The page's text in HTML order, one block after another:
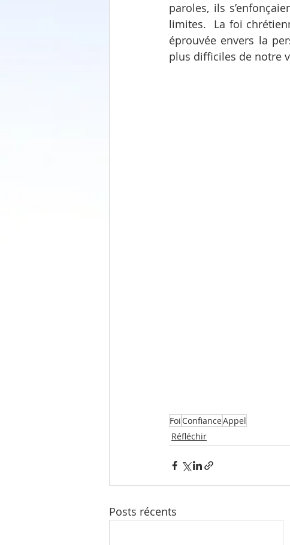
paroles, ils
limites.  La foi
éprouvée envers la
plus difficiles de notre
Foi ConfianceAppel
Réfléchir
Posts récents